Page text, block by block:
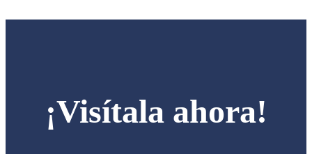
¡Visítala ahora!